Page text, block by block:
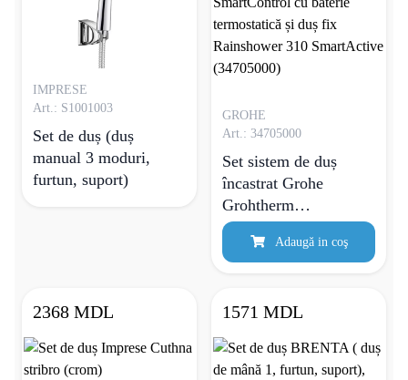
IMPRESE
Art.: S1001003
Set de duș (duș
manual 3 moduri,
furtun, suport)
GROHE
Art.: 34705000
Set sistem de duș
încastrat Grohe
Grohtherm
SmartControl cu
baterie termostatică și
(34705000)
Adaugă in coş
2368 MDL 1571 MDL